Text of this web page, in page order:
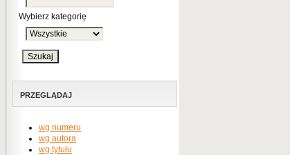
Wybierz kategorię
PRZEGLĄDAJ
wg numeru
wg autora
wg tytułu